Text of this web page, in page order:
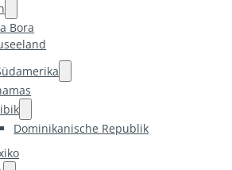
Bora
Dominikanische Republik